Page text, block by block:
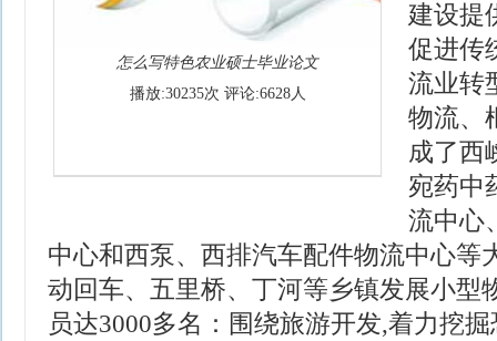
怎么写特色农业硕士毕业论文
播放:30235次 评论:6628人
建设提
促进传
流业转
物流、
成了西
宛药中
流中心
中心和西泵、西排汽车配件物流中心等
动回车、五里桥、丁河等乡镇发展小型
员达3000多名：围绕旅游开发,着力挖